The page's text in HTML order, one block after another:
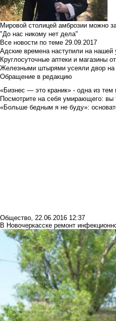
Мировой столицей амброзии можно
"До нас никому нет дела"
Все новости по теме 29.09.2017
Адские времена наступили на
Круглосуточные аптеки и магазины
Железными штырями усеяли двор на
Обращение в редакцию
«Бизнес — это краник» - одна из
Посмотрите на себя умирающего: вы
«Больше бедным я не буду»:
Общество, 22.06.2016 12:37
В Новочеркасске ремонт